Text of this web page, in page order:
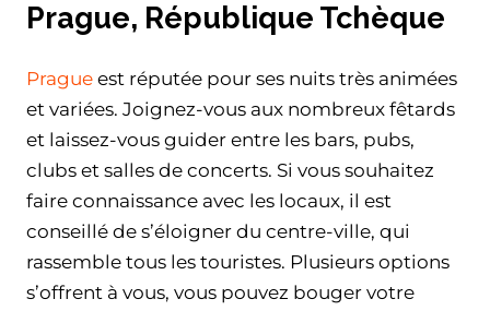
Prague, République Tchèque
Prague est réputée pour ses nuits très animées
et variées. Joignez-vous aux nombreux fêtards
et laissez-vous guider entre les bars, pubs,
clubs et salles de concerts. Si vous souhaitez
faire connaissance avec les locaux, il est
conseillé de s’éloigner du centre-ville, qui
rassemble tous les touristes. Plusieurs options
s’offrent à vous, vous pouvez bouger votre